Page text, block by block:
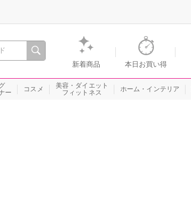
間を。通販・テレビショッピングのショップチャンネル
新着商品 本日お買い得
ー
コスメ
美容・ダイエット
フィットネス
ホーム・インテリア